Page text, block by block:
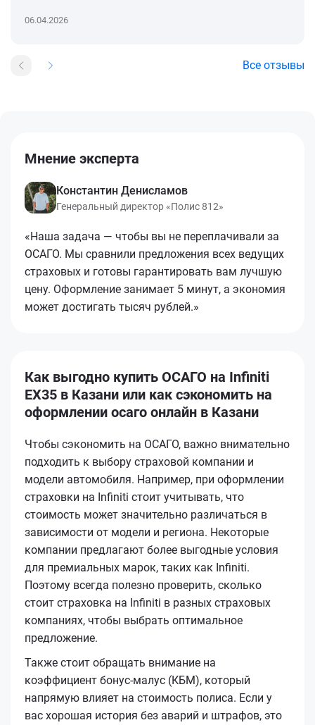
06.04.2026
Все отзывы
Мнение эксперта
Константин Денисламов
Генеральный директор «Полис 812»
«Наша задача — чтобы вы не переплачивали за
ОСАГО. Мы сравнили предложения всех ведущих
страховых и готовы гарантировать вам лучшую
цену. Оформление занимает 5 минут, а экономия
может достигать тысяч рублей.»
Как выгодно купить ОСАГО на Infiniti
EX35 в Казани или как сэкономить на
оформлении осаго онлайн в Казани
Чтобы сэкономить на ОСАГО, важно внимательно
подходить к выбору страховой компании и
модели автомобиля. Например, при оформлении
страховки на Infiniti стоит учитывать, что
стоимость может значительно различаться в
зависимости от модели и региона. Некоторые
компании предлагают более выгодные условия
для премиальных марок, таких как Infiniti.
Поэтому всегда полезно проверить, сколько
стоит страховка на Infiniti в разных страховых
компаниях, чтобы выбрать оптимальное
предложение.
Также стоит обращать внимание на
коэффициент бонус-малус (КБМ), который
напрямую влияет на стоимость полиса. Если у
вас хорошая история без аварий и штрафов, это